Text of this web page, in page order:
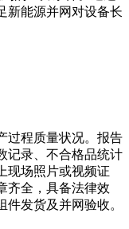
新能源并网对设备长
过程质量状况。报告
记录、不合格品统计
现场照片或视频证
齐全，具备法律效
发货及并网验收。